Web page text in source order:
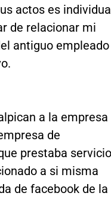
actos es
de relacionar mi
antiguo empleado
a la empresa
de
prestaba
a si misma
de facebook de la